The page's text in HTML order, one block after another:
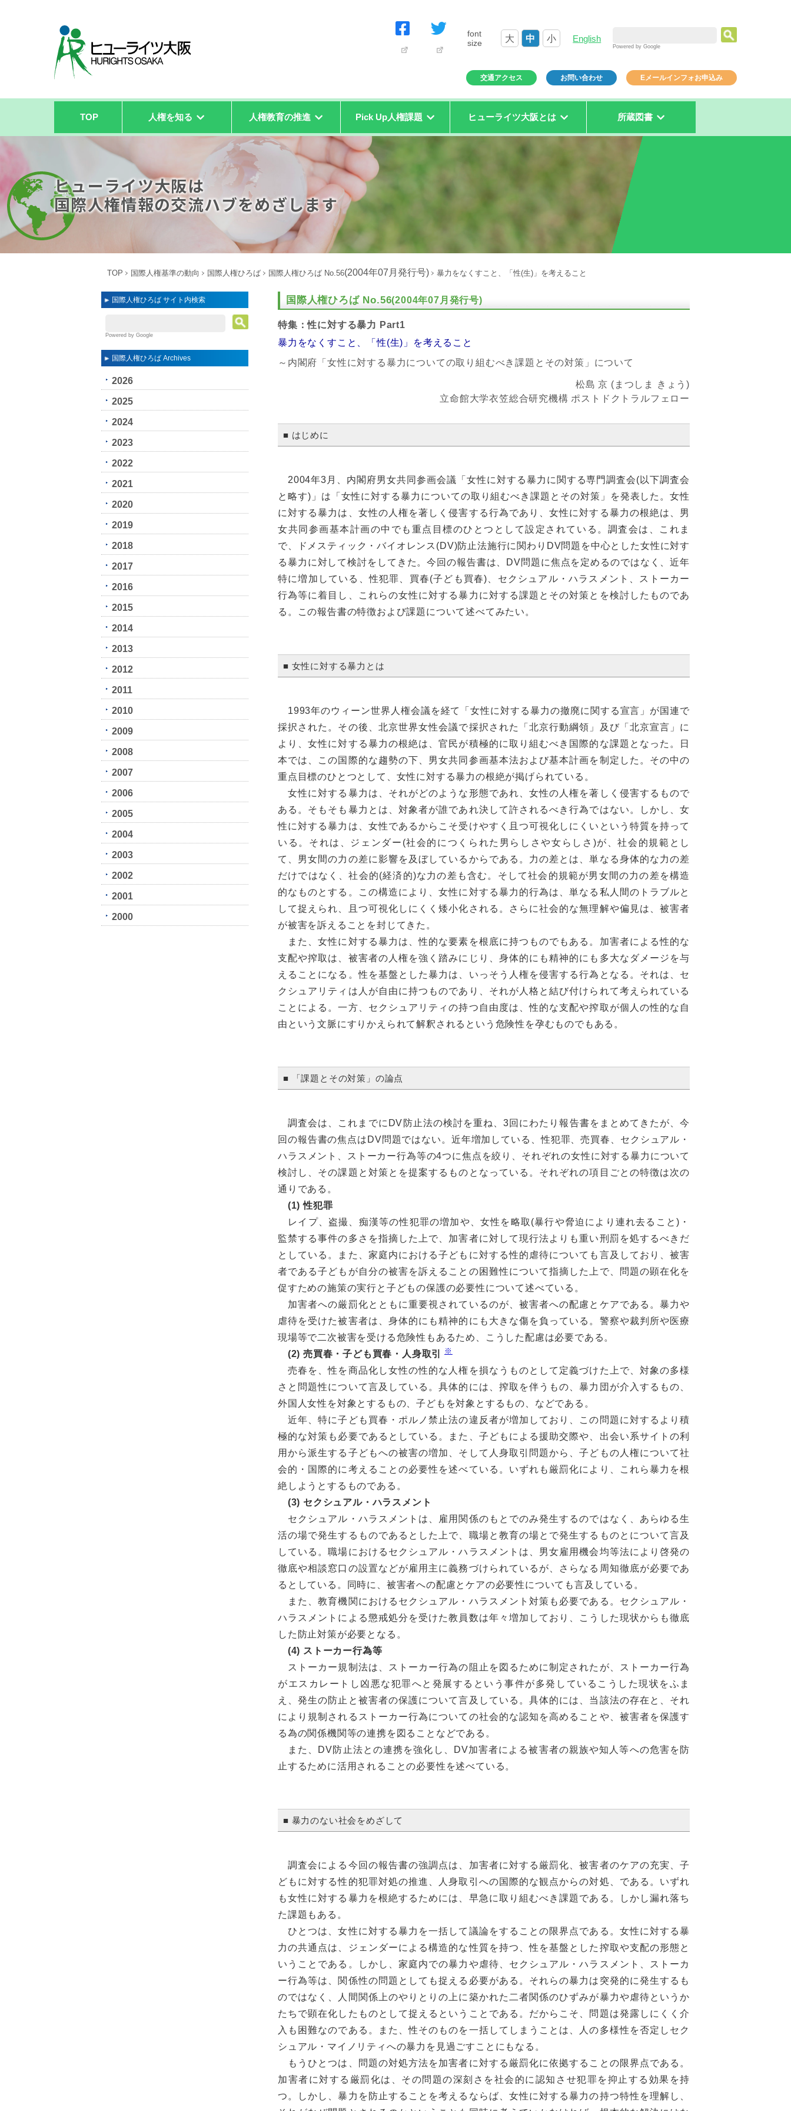
font
size
大 中 小 English
Powered by Google
交通アクセス お問い合わせ Eメールインフォお申込み
TOP 人権を知る 人権教育の推進 Pick Up人権課題 ヒューライツ大阪とは 所蔵図書
ヒューライツ大阪は
国際人権情報の交流ハブをめざします
TOP 国際人権基準の動向 国際人権ひろば 国際人権ひろば No.56(2004年07月発行号) 暴力をなくすこと、「性(生)」を考えること
国際人権ひろば サイト内検索
Powered by Google
国際人権ひろば Archives
2026
2025
2024
2023
2022
2021
2020
2019
2018
2017
2016
2015
2014
2013
2012
2011
2010
2009
2008
2007
2006
2005
2004
2003
2002
2001
2000
国際人権ひろば No.56(2004年07月発行号)
特集：性に対する暴力 Part1
暴力をなくすこと、「性(生)」を考えること
～内閣府「女性に対する暴力についての取り組むべき課題とその対策」について
松島 京 (まつしま きょう)
立命館大学衣笠総合研究機構 ポストドクトラルフェロー
■ はじめに
2004年3月、内閣府男女共同参画会議「女性に対する暴力に関する専門調査会(以下調査会
と略す)」は「女性に対する暴力についての取り組むべき課題とその対策」を発表した。女性
に対する暴力は、女性の人権を著しく侵害する行為であり、女性に対する暴力の根絶は、男
女共同参画基本計画の中でも重点目標のひとつとして設定されている。調査会は、これま
で、ドメスティック・バイオレンス(DV)防止法施行に関わりDV問題を中心とした女性に対す
る暴力に対して検討をしてきた。今回の報告書は、DV問題に焦点を定めるのではなく、近年
特に増加している、性犯罪、買春(子ども買春)、セクシュアル・ハラスメント、ストーカー
行為等に着目し、これらの女性に対する暴力に対する課題とその対策とを検討したものであ
る。この報告書の特徴および課題について述べてみたい。
■ 女性に対する暴力とは
1993年のウィーン世界人権会議を経て「女性に対する暴力の撤廃に関する宣言」が国連で
採択された。その後、北京世界女性会議で採択された「北京行動綱領」及び「北京宣言」に
より、女性に対する暴力の根絶は、官民が積極的に取り組むべき国際的な課題となった。日
本では、この国際的な趨勢の下、男女共同参画基本法および基本計画を制定した。その中の
重点目標のひとつとして、女性に対する暴力の根絶が掲げられている。
女性に対する暴力は、それがどのような形態であれ、女性の人権を著しく侵害するもので
ある。そもそも暴力とは、対象者が誰であれ決して許されるべき行為ではない。しかし、女
性に対する暴力は、女性であるからこそ受けやすく且つ可視化しにくいという特質を持って
いる。それは、ジェンダー(社会的につくられた男らしさや女らしさ)が、社会的規範とし
て、男女間の力の差に影響を及ぼしているからである。力の差とは、単なる身体的な力の差
だけではなく、社会的(経済的)な力の差も含む。そして社会的規範が男女間の力の差を構造
的なものとする。この構造により、女性に対する暴力的行為は、単なる私人間のトラブルと
して捉えられ、且つ可視化しにくく矮小化される。さらに社会的な無理解や偏見は、被害者
が被害を訴えることを封じてきた。
また、女性に対する暴力は、性的な要素を根底に持つものでもある。加害者による性的な
支配や搾取は、被害者の人権を強く踏みにじり、身体的にも精神的にも多大なダメージを与
えることになる。性を基盤とした暴力は、いっそう人権を侵害する行為となる。それは、セ
クシュアリティは人が自由に持つものであり、それが人格と結び付けられて考えられている
ことによる。一方、セクシュアリティの持つ自由度は、性的な支配や搾取が個人の性的な自
由という文脈にすりかえられて解釈されるという危険性を孕むものでもある。
■ 「課題とその対策」の論点
調査会は、これまでにDV防止法の検討を重ね、3回にわたり報告書をまとめてきたが、今
回の報告書の焦点はDV問題ではない。近年増加している、性犯罪、売買春、セクシュアル・
ハラスメント、ストーカー行為等の4つに焦点を絞り、それぞれの女性に対する暴力について
検討し、その課題と対策とを提案するものとなっている。それぞれの項目ごとの特徴は次の
通りである。
(1) 性犯罪
レイプ、盗撮、痴漢等の性犯罪の増加や、女性を略取(暴行や脅迫により連れ去ること)・
監禁する事件の多さを指摘した上で、加害者に対して現行法よりも重い刑罰を処するべきだ
としている。また、家庭内における子どもに対する性的虐待についても言及しており、被害
者である子どもが自分の被害を訴えることの困難性について指摘した上で、問題の顕在化を
促すための施策の実行と子どもの保護の必要性について述べている。
加害者への厳罰化とともに重要視されているのが、被害者への配慮とケアである。暴力や
虐待を受けた被害者は、身体的にも精神的にも大きな傷を負っている。警察や裁判所や医療
現場等で二次被害を受ける危険性もあるため、こうした配慮は必要である。
(2) 売買春・子ども買春・人身取引
※
売春を、性を商品化し女性の性的な人権を損なうものとして定義づけた上で、対象の多様
さと問題性について言及している。具体的には、搾取を伴うもの、暴力団が介入するもの、
外国人女性を対象とするもの、子どもを対象とするもの、などである。
近年、特に子ども買春・ポルノ禁止法の違反者が増加しており、この問題に対するより積
極的な対策も必要であるとしている。また、子どもによる援助交際や、出会い系サイトの利
用から派生する子どもへの被害の増加、そして人身取引問題から、子どもの人権について社
会的・国際的に考えることの必要性を述べている。いずれも厳罰化により、これら暴力を根
絶しようとするものである。
(3) セクシュアル・ハラスメント
セクシュアル・ハラスメントは、雇用関係のもとでのみ発生するのではなく、あらゆる生
活の場で発生するものであるとした上で、職場と教育の場とで発生するものとについて言及
している。職場におけるセクシュアル・ハラスメントは、男女雇用機会均等法により啓発の
徹底や相談窓口の設置などが雇用主に義務づけられているが、さらなる周知徹底が必要であ
るとしている。同時に、被害者への配慮とケアの必要性についても言及している。
また、教育機関におけるセクシュアル・ハラスメント対策も必要である。セクシュアル・
ハラスメントによる懲戒処分を受けた教員数は年々増加しており、こうした現状からも徹底
した防止対策が必要となる。
(4) ストーカー行為等
ストーカー規制法は、ストーカー行為の阻止を図るために制定されたが、ストーカー行為
がエスカレートし凶悪な犯罪へと発展するという事件が多発しているこうした現状をふま
え、発生の防止と被害者の保護について言及している。具体的には、当該法の存在と、それ
により規制されるストーカー行為についての社会的な認知を高めることや、被害者を保護す
る為の関係機関等の連携を図ることなどである。
また、DV防止法との連携を強化し、DV加害者による被害者の親族や知人等への危害を防
止するために活用されることの必要性を述べている。
■ 暴力のない社会をめざして
調査会による今回の報告書の強調点は、加害者に対する厳罰化、被害者のケアの充実、子
どもに対する性的犯罪対処の推進、人身取引への国際的な観点からの対処、である。いずれ
も女性に対する暴力を根絶するためには、早急に取り組むべき課題である。しかし漏れ落ち
た課題もある。
ひとつは、女性に対する暴力を一括して議論をすることの限界点である。女性に対する暴
力の共通点は、ジェンダーによる構造的な性質を持つ、性を基盤とした搾取や支配の形態と
いうことである。しかし、家庭内での暴力や虐待、セクシュアル・ハラスメント、ストーカ
ー行為等は、関係性の問題としても捉える必要がある。それらの暴力は突発的に発生するも
のではなく、人間関係上のやりとりの上に築かれた二者関係のひずみが暴力や虐待というか
たちで顕在化したものとして捉えるということである。だからこそ、問題は発露しにくく介
入も困難なのである。また、性そのものを一括してしまうことは、人の多様性を否定しセク
シュアル・マイノリティへの暴力を見過ごすことにもなる。
もうひとつは、問題の対処方法を加害者に対する厳罰化に依拠することの限界点である。
加害者に対する厳罰化は、その問題の深刻さを社会的に認知させ犯罪を抑止する効果を持
つ。しかし、暴力を防止することを考えるならば、女性に対する暴力の持つ特性を理解し、